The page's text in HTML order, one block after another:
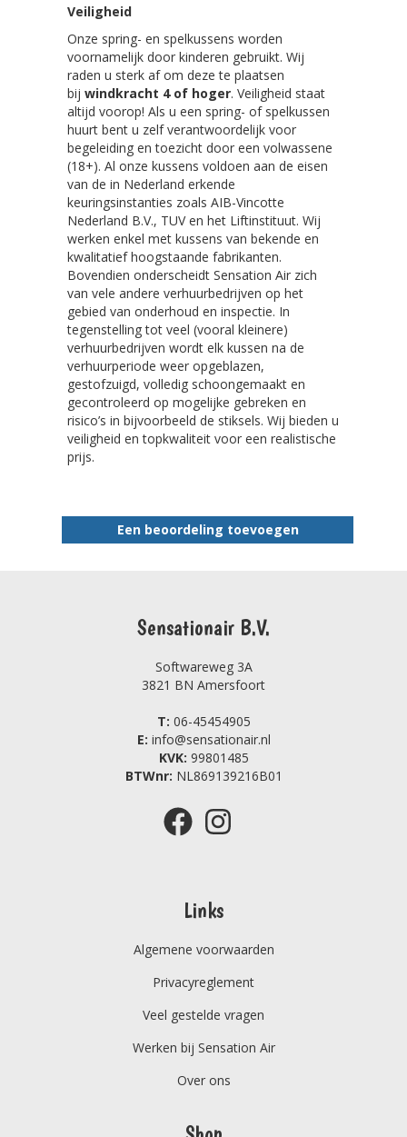
Veiligheid
Onze spring- en spelkussens worden
voornamelijk door kinderen gebruikt. Wij
raden u sterk af om deze te plaatsen
bij windkracht 4 of hoger. Veiligheid staat
altijd voorop! Als u een spring- of spelkussen
huurt bent u zelf verantwoordelijk voor
begeleiding en toezicht door een volwassene
(18+). Al onze kussens voldoen aan de eisen
van de in Nederland erkende
keuringsinstanties zoals AIB-Vincotte
Nederland B.V., TUV en het Liftinstituut. Wij
werken enkel met kussens van bekende en
kwalitatief hoogstaande fabrikanten.
Bovendien onderscheidt Sensation Air zich
van vele andere verhuurbedrijven op het
gebied van onderhoud en inspectie. In
tegenstelling tot veel (vooral kleinere)
verhuurbedrijven wordt elk kussen na de
verhuurperiode weer opgeblazen,
gestofzuigd, volledig schoongemaakt en
gecontroleerd op mogelijke gebreken en
risico’s in bijvoorbeeld de stiksels. Wij bieden u
veiligheid en topkwaliteit voor een realistische
prijs.
Een beoordeling toevoegen
Sensationair B.V.
Softwareweg 3A
3821 BN Amersfoort
T: 06-45454905
E: info@sensationair.nl
KVK: 99801485
BTWnr: NL869139216B01
Links
Algemene voorwaarden
Privacyreglement
Veel gestelde vragen
Werken bij Sensation Air
Over ons